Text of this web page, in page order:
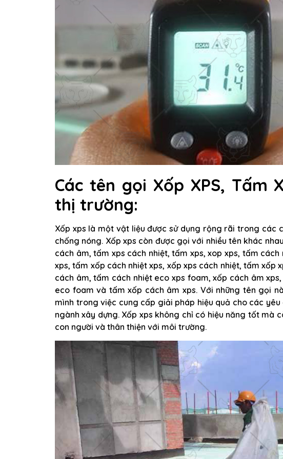
Các tên gọi Xốp XPS, Tấm
thị trường:
Xốp xps là một vật liệu được sử dụng rộng rãi trong các
chống nóng. Xốp xps còn được gọi với nhiều tên khác
cách âm, tấm xps cách nhiệt, tấm xps, xop xps, tấm
xps, tấm xốp cách nhiệt xps, xốp xps cách nhiệt, tấm xốp
cách âm, tấm cách nhiệt eco xps foam, xốp cách âm
eco foam và tấm xốp cách âm xps. Với những tên gọi
mình trong việc cung cấp giải pháp hiệu quả cho các
ngành xây dựng. Xốp xps không chỉ có hiệu năng tốt mà
con người và thân thiện với môi trường.